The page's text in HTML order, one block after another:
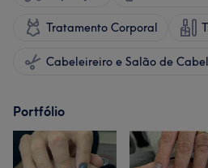
Tratamento Corporal
Portfólio